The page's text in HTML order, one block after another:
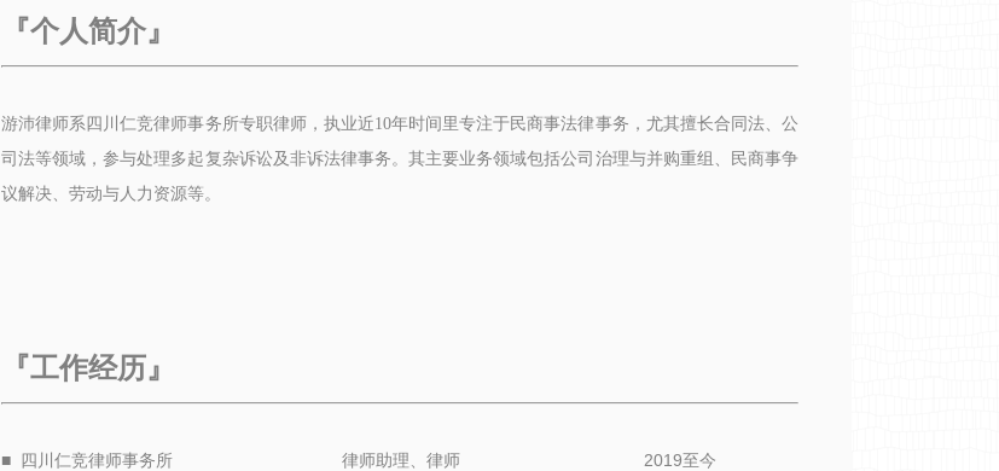
『个人简介』
游沛律师系四川仁竞律师事务所专职律师， 执业近10年时间里专注于民商事法律事务，尤其擅长合同法、公
司法等领域，参与处理多起复杂诉讼及非诉法律事务。其主要业务领域包括公司治理与并购重组
、民商事争
议解决、 劳动与人力资源等。
『工作经历』
■ 四川仁竞律师事务所 律师助理、律师 2019至今